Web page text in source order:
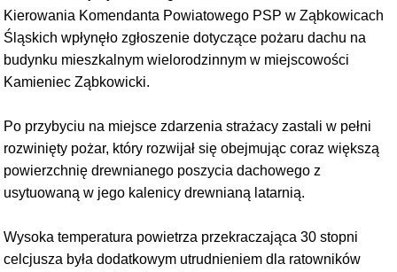
Kierowania Komendanta Powiatowego PSP w Ząbkowicach
Śląskich wpłynęło zgłoszenie dotyczące pożaru dachu na
budynku mieszkalnym wielorodzinnym w miejscowości
Kamieniec Ząbkowicki.
Po przybyciu na miejsce zdarzenia strażacy zastali w pełni
rozwinięty pożar, który rozwijał się obejmując coraz większą
powierzchnię drewnianego poszycia dachowego z
usytuowaną w jego kalenicy drewnianą latarnią.
Wysoka temperatura powietrza przekraczająca 30 stopni
celcjusza była dodatkowym utrudnieniem dla ratowników